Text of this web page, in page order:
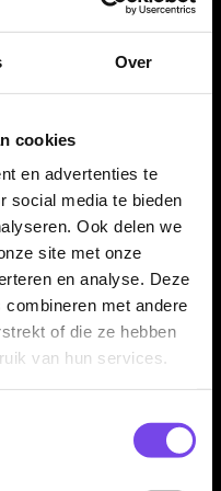
Over
cookies
en advertenties te
social media te bieden
Ook delen we
site met onze
en analyse. Deze
met andere
of die ze hebben
van hun services.
per set van 3
wanneer je je
Silika Flights Blauw
materiaal
No.2